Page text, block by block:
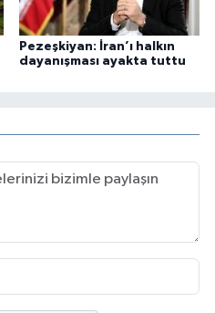
Pezeşkiyan: İran’ı halkın
dayanışması ayakta tuttu